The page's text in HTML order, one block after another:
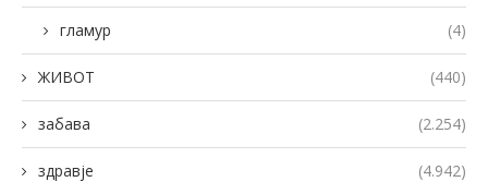
гламур (4)
ЖИВОТ (440)
забава (2.254)
здравје (4.942)